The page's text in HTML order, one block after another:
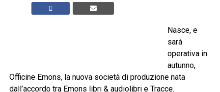
Nasce, e
sarà
operativa in
autunno,
Officine Emons, la nuova società di produzione nata
dall’accordo tra Emons libri & audiolibri e Tracce.